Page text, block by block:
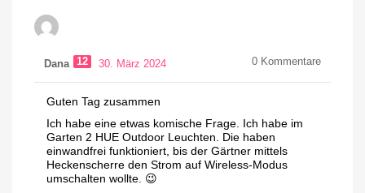
Dana 12 30. März 2024 0 Kommentare
Guten Tag zusammen
Ich habe eine etwas komische Frage. Ich habe im
Garten 2 HUE Outdoor Leuchten. Die haben
einwandfrei funktioniert, bis der Gärtner mittels
Heckenscherre den Strom auf Wireless-Modus
umschalten wollte. 😉